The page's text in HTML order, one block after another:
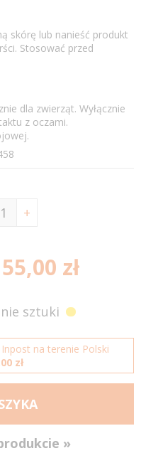
skórę lub nanieść produkt
Stosować przed
dla zwierząt. Wyłącznie
z oczami.
zł
sztuki
na terenie Polski
zł
»